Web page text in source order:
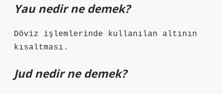
Yau nedir ne demek?
Döviz işlemlerinde kullanılan altının
kısaltması.
Jud nedir ne demek?